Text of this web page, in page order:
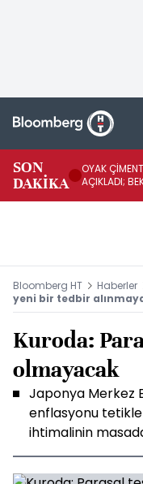
SON
DAKİKA
OYAK
AÇIKLADI;
Bloomberg HT Haberler
yeni bir tedbir
Kuroda:
olmayacak
Japonya Merkez
enflasyonu
ihtimalinin